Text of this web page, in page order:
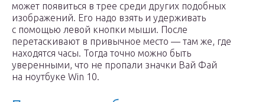
может появиться в трее среди других подобных
изображений. Его надо взять и удерживать
с помощью левой кнопки мыши. После
перетаскивают в привычное место — там же, где
находятся часы. Тогда точно можно быть
уверенными, что не пропали значки Вай Фай
на ноутбуке Win 10.